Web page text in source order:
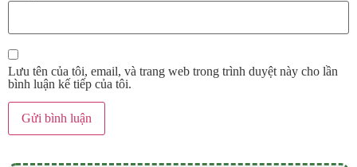
Lưu tên của tôi, email, và trang web trong trình duyệt này cho lần
bình luận kế tiếp của tôi.